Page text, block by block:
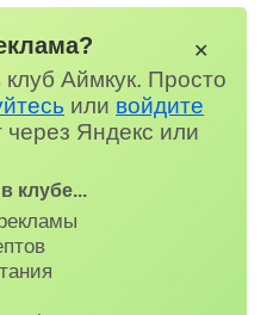
клуб Аймкук. Просто
или войдите
Яндекс или
клубе...
✕